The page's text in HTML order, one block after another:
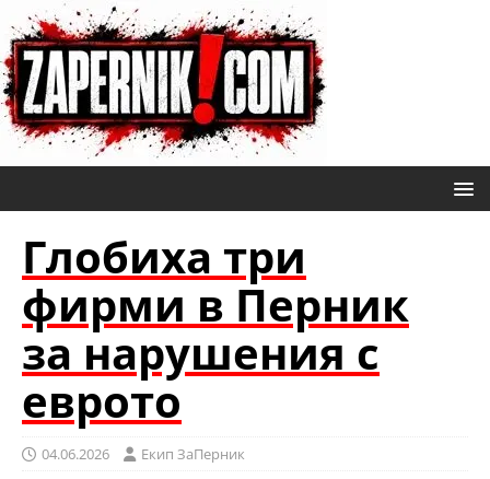
Глобиха три
фирми в Перник
за нарушения с
еврото
04.06.2026 Eкип ЗаПерник